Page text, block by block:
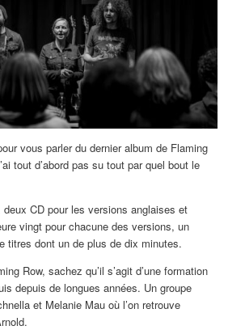
vous parler du dernier album de Flaming
tout d’abord pas su tout par quel bout le
CD pour les versions anglaises et
vingt pour chacune des versions, un
titres dont un de plus de dix minutes.
Row, sachez qu’il s’agit d’une formation
depuis de longues années. Un groupe
et Melanie Mau où l’on retrouve